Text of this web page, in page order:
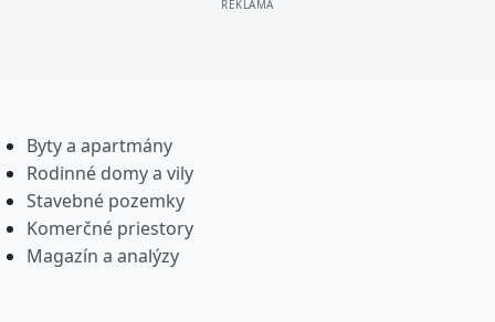
Byty a apartmány
Rodinné domy a vily
Stavebné pozemky
Komerčné priestory
Magazín a analýzy